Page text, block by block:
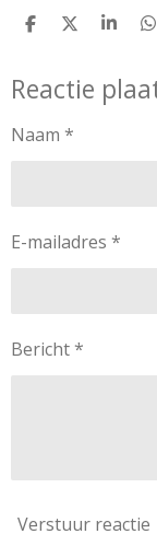
D
e
n
D
l
S
r
e
D
e
n
Reactie
Naam *
E-mailadres *
Bericht *
Verstuur reactie